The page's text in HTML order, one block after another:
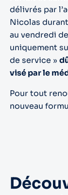
délivrés par
Nicolas
au vendredi de
uniquement
de service »
visé par le
Pour tout
nouveau